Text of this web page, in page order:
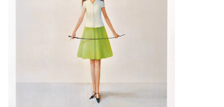
简体中文